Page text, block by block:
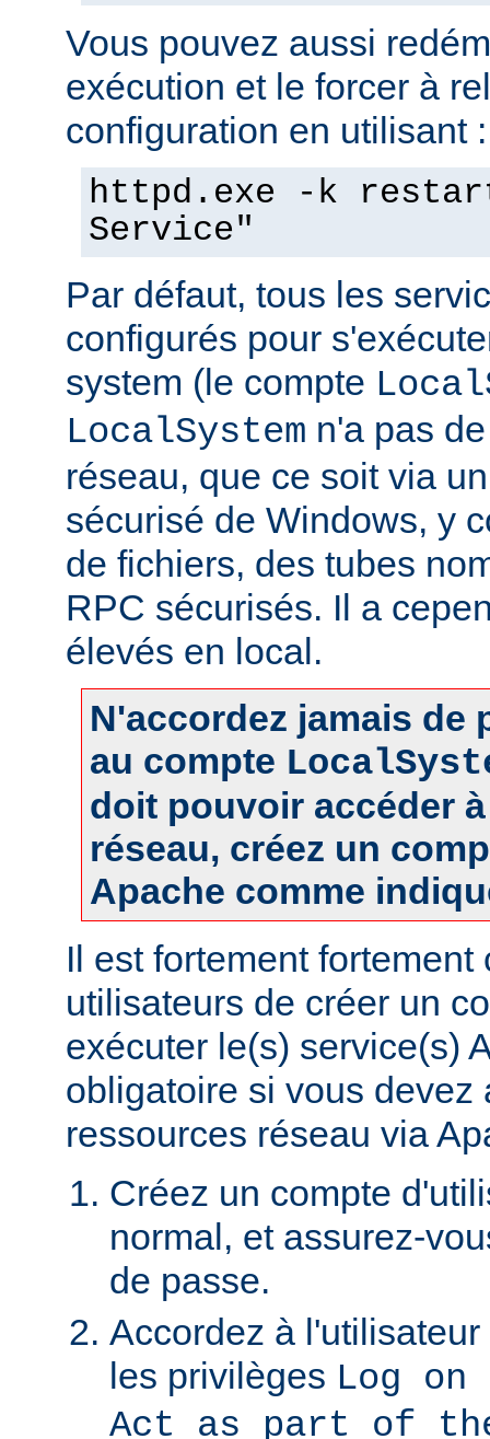
Vous pouvez aussi
exécution et le forcer à
configuration en utilisant :
httpd.exe -k
Service"
Par défaut, tous les
configurés pour
system (le compte
LocalSystem n'a pas
réseau, que ce soit via
sécurisé de Windows, y
de fichiers, des tubes
RPC sécurisés. Il a
élevés en local.
N'accordez jamais de
au compte
doit pouvoir accéder
réseau, créez un
Apache comme
Il est fortement
utilisateurs de créer un
exécuter le(s) service(s)
obligatoire si vous devez
ressources réseau via
Créez un compte
normal, et assurez-
de passe.
Accordez à
les privilèges Log
Act as part of